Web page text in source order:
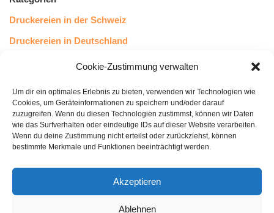
Cookie-Zustimmung verwalten
Um dir ein optimales Erlebnis zu bieten, verwenden wir Technologien wie
Cookies, um Geräteinformationen zu speichern und/oder darauf
zuzugreifen. Wenn du diesen Technologien zustimmst, können wir Daten
wie das Surfverhalten oder eindeutige IDs auf dieser Website verarbeiten.
Wenn du deine Zustimmung nicht erteilst oder zurückziehst, können
bestimmte Merkmale und Funktionen beeinträchtigt werden.
Akzeptieren
Ablehnen
Druckereien in der Schweiz
Druckereien in Deutschland
Druckereien in Österreich
Kundenstimmen